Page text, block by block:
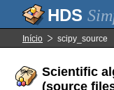
Início scipy_source
Scientific
(source